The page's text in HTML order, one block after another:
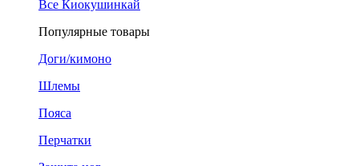
Все Киокушинкай
Популярные товары
Доги/кимоно
Шлемы
Пояса
Перчатки